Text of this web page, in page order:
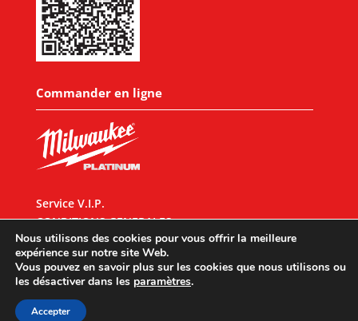
Commander en ligne
Service V.I.P.
CONDITIONS GENERALES
Nous utilisons des cookies pour vous offrir la meilleure
expérience sur notre site Web.
Vous pouvez en savoir plus sur les cookies que nous utilisons ou
les désactiver dans les paramètres.
Accepter